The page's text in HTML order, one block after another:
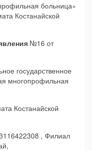
больница»
Костанайской
№16 от
государственное
многопрофильная
Костанайской
, Филиал